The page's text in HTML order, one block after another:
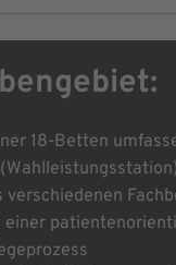
18-Betten
verschiedenen
einer